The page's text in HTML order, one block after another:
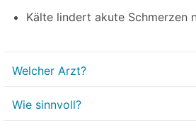
Kälte lindert akute Schmerzen
Welcher Arzt?
Wie sinnvoll?